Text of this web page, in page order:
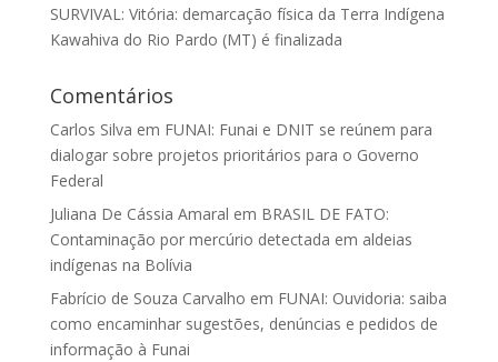
SURVIVAL: Vitória: demarcação física da Terra Indígena
Kawahiva do Rio Pardo (MT) é finalizada
Comentários
Carlos Silva em FUNAI: Funai e DNIT se reúnem para
dialogar sobre projetos prioritários para o Governo
Federal
Juliana De Cássia Amaral em BRASIL DE FATO:
Contaminação por mercúrio detectada em aldeias
indígenas na Bolívia
Fabrício de Souza Carvalho em FUNAI: Ouvidoria: saiba
como encaminhar sugestões, denúncias e pedidos de
informação à Funai